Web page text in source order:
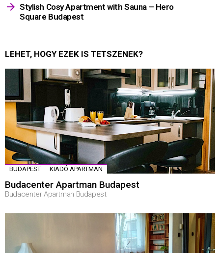
Stylish Cosy Apartment with Sauna – Hero
Square Budapest
LEHET, HOGY EZEK IS TETSZENEK?
BUDAPEST KIADÓ APARTMAN
Budacenter Apartman Budapest
Budacenter Apartman Budapest